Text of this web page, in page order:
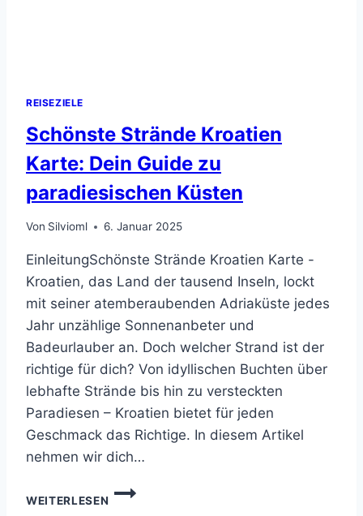
REISEZIELE
Schönste Strände Kroatien
Karte: Dein Guide zu
paradiesischen Küsten
Von Silvioml 6. Januar 2025
EinleitungSchönste Strände Kroatien Karte -
Kroatien, das Land der tausend Inseln, lockt
mit seiner atemberaubenden Adriaküste jedes
Jahr unzählige Sonnenanbeter und
Badeurlauber an. Doch welcher Strand ist der
richtige für dich? Von idyllischen Buchten über
lebhafte Strände bis hin zu versteckten
Paradiesen – Kroatien bietet für jeden
Geschmack das Richtige. In diesem Artikel
nehmen wir dich…
WEITERLESEN
SCHÖNSTE